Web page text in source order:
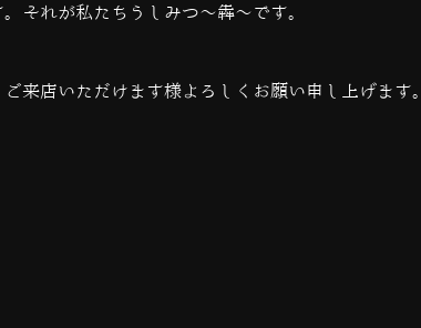
それが私たちうしみつ～犇～です。
来店いただけます様よろしくお願い申し上げます。